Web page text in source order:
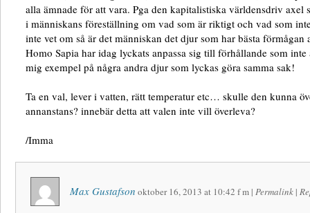
alla ämnade för att vara. Pga den kapitalistiska världensdriv axel
i människans föreställning om vad som är riktigt och vad som
inte vet om så är det människan det djur som har bästa förmågan
Homo Sapia har idag lyckats anpassa sig till förhållande som
mig exempel på några andra djur som lyckas göra samma sak!
Ta en val, lever i vatten, rätt temperatur etc… skulle den kunna
annanstans? innebär detta att valen inte vill överleva?
/Imma
Max Gustafson oktober 16, 2013 at 10:42 f m | Permalink |